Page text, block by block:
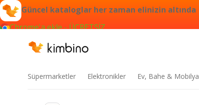
Güncel kataloglar her zaman elinizin altında
Chrome'a ekle - ÜCRETSİZ
Süpermarketler Elektronikler Ev, Bahe & Mobilya